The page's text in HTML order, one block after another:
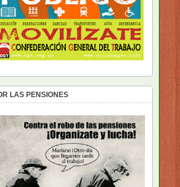
LAS PENSIONES